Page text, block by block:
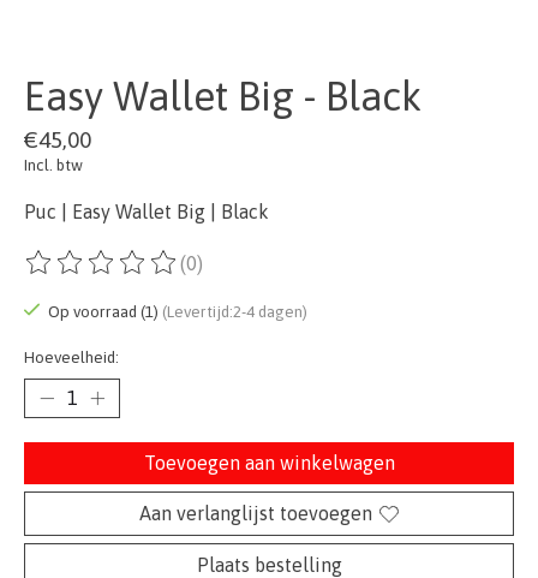
Easy Wallet Big - Black
€45,00
Incl. btw
Puc | Easy Wallet Big | Black
De beoordeling van dit product is
(0)
Op voorraad (1) (Levertijd:2-4 dagen)
Hoeveelheid:
Toevoegen aan winkelwagen
Aan verlanglijst toevoegen
Plaats bestelling